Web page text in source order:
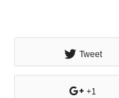
Tweet
+1